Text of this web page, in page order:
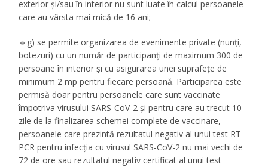
exterior și/sau în interior nu sunt luate în calcul persoanele
care au vârsta mai mică de 16 ani;
🔹g) se permite organizarea de evenimente private (nunți,
botezuri) cu un număr de participanți de maximum 300 de
persoane în interior și cu asigurarea unei suprafețe de
minimum 2 mp pentru fiecare persoană. Participarea este
permisă doar pentru persoanele care sunt vaccinate
împotriva virusului SARS-CoV-2 și pentru care au trecut 10
zile de la finalizarea schemei complete de vaccinare,
persoanele care prezintă rezultatul negativ al unui test RT-
PCR pentru infecția cu virusul SARS-CoV-2 nu mai vechi de
72 de ore sau rezultatul negativ certificat al unui test